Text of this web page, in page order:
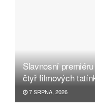
Slavnosní
čtyř filmových
7 SRPNA, 2026